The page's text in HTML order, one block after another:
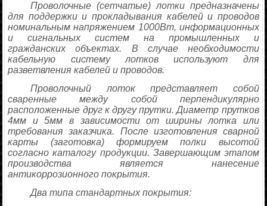
Проволочные (сетчатые) лотки предназначены
для поддержки и прокладывания кабелей и проводов
номинальным напряжением 1000Вт, информационных
и сигнальных систем на промышленных и
гражданских объектах. В случае необходимости
кабельную систему лотков используют для
разветвления кабелей и проводов.
Проволочный лоток представляет собой
сваренные между собой перпендикулярно
расположенные друг к другу прутки. Диаметр прутков
4мм и 5мм в зависимости от ширины лотка или
требования заказчика. После изготовления сварной
карты (заготовка) формируем полки высотой
согласно каталогу продукции. Завершающим этапом
производства является нанесение
антикоррозионного покрытия.
Два типа стандартных покрытия: